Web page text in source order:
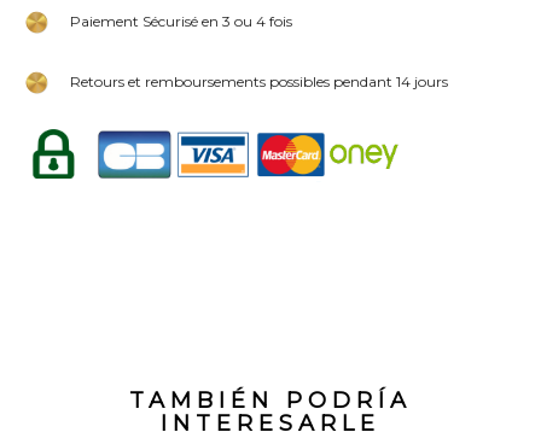
Paiement Sécurisé en 3 ou 4 fois
Retours et remboursements possibles pendant 14 jours
TAMBIÉN PODRÍA
INTERESARLE